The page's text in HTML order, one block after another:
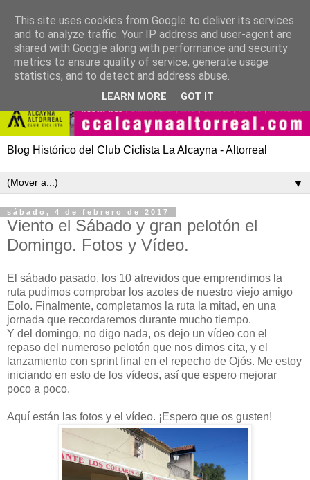
Blog Histórico del Club Ciclista La Alcayna - Altorreal
▼
sábado, 4 de febrero de 2017
Viento el Sábado y gran pelotón el
Domingo. Fotos y Vídeo.
El sábado pasado, los 10 atrevidos que emprendimos la
ruta pudimos comprobar los azotes de nuestro viejo amigo
Eolo. Finalmente, completamos la ruta la mitad, en una
jornada que recordaremos durante mucho tiempo.
Y del domingo, no digo nada, os dejo un vídeo con el
repaso del numeroso pelotón que nos dimos cita, y el
lanzamiento con sprint final en el repecho de Ojós. Me estoy
iniciando en esto de los vídeos, así que espero mejorar
poco a poco.
Aquí están las fotos y el vídeo. ¡Espero que os gusten!
This site uses cookies from Google to deliver its services
and to analyze traffic. Your IP address and user-agent are
shared with Google along with performance and security
metrics to ensure quality of service, generate usage
statistics, and to detect and address abuse.
LEARN MORE GOT IT